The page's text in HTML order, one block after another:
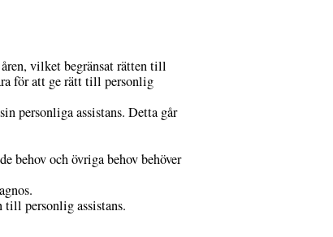
vilket begränsat rätten till
för att ge rätt till personlig
personliga assistans. Detta går
behov och övriga behov behöver
till personlig assistans.